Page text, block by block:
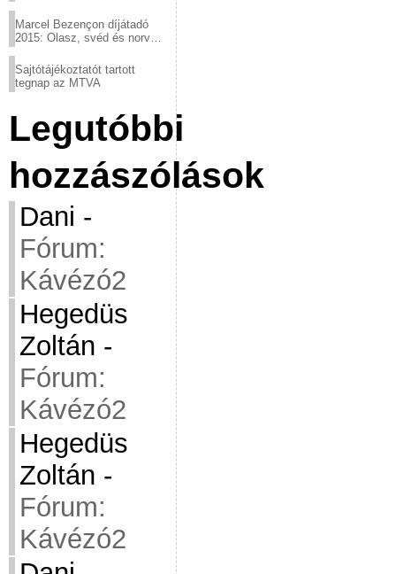
Marcel Bezençon díjátadó
2015: Olasz, svéd és norvég
Sajtótájékoztatót tartott
tegnap az MTVA
Legutóbbi
hozzászólások
Dani -
Fórum:
Kávézó2
Hegedüs
Zoltán -
Fórum:
Kávézó2
Hegedüs
Zoltán -
Fórum:
Kávézó2